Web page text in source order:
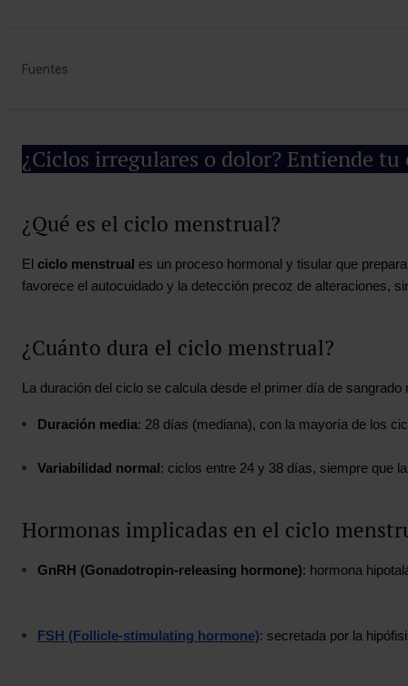
¿Ciclos irregulares o dolor? Entiende
¿Qué es el ciclo menstrual?
El ciclo menstrual es un proceso hormonal y tisular que
favorece el autocuidado y la detección precoz de alteraciones,
¿Cuánto dura el ciclo menstrual?
La duración del ciclo se calcula desde el primer día de
Duración media: 28 días (mediana), con la mayoría de los
Variabilidad normal : ciclos entre 24 y 38 días, siempre que
Hormonas implicadas en el ciclo
GnRH (Gonadotropin‑releasing hormone): hormona
FSH (Follicle‑stimulating hormone): secretada por la
Fuentes
Womens Health